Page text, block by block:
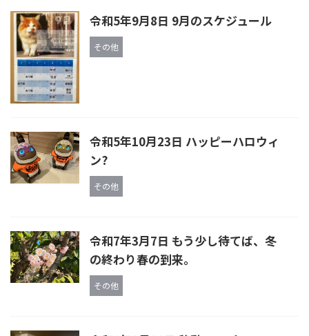
令和5年9月8日 9月のスケジュール
その他
令和5年10月23日 ハッピーハロウィ
ン?
その他
令和7年3月7日 もう少し待てば、冬
の終わり春の到来。
その他